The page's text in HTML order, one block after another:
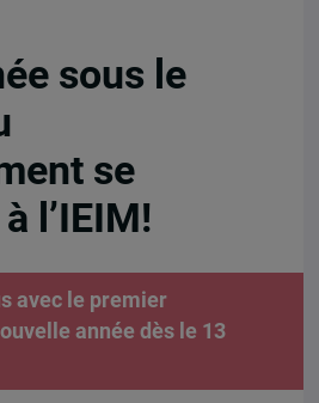
sous le
se
l’IEIM!
avec le premier
année dès le 13